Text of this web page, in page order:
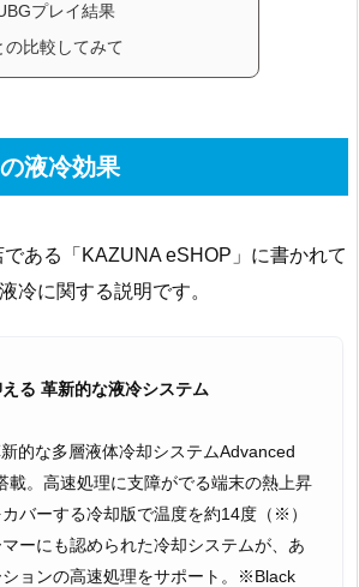
プレイ結果
比較してみて
液冷効果
ある「KAZUNA eSHOP」に書かれて
冷に関する説明です。
る 革新的な液冷システム
的な多層液体冷却システムAdvanced
載。高速処理に支障がでる端末の熱上昇
バーする冷却版で温度を約14度（※）
ーにも認められた冷却システムが、あ
ションの高速処理をサポート。※Black